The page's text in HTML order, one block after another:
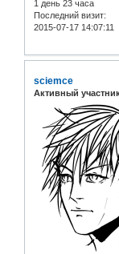
1 день 23 часа
Последний визит:
2015-07-17 14:07:11
sciemce
Активный